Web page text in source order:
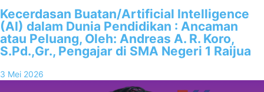
Kecerdasan Buatan/Artificial Intelligence
(AI) dalam Dunia Pendidikan : Ancaman
atau Peluang, Oleh: Andreas A. R. Koro,
S.Pd.,Gr., Pengajar di SMA Negeri 1 Raijua
3 Mei 2026